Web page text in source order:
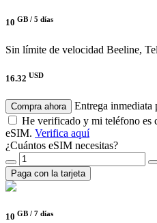
10 GB / 5 días
Sin límite de velocidad Beeline,
16.32 USD
Compra ahora
Entrega inmediata
He verificado y mi teléfono es
eSIM. Verifica aquí
¿Cuántos eSIM necesitas?
Paga con la tarjeta
10 GB / 7 días